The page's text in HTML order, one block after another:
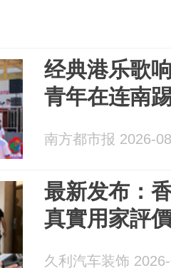
经典港乐歌
青年在连南
南方都市报 2026-
最新发布：
真實用家評
久利汽车装饰